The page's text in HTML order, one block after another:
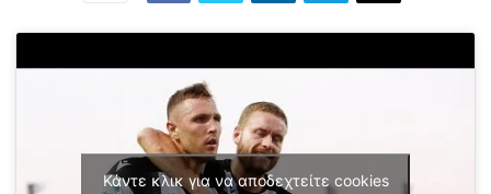
Κάντε κλικ για να αποδεχτείτε cookies